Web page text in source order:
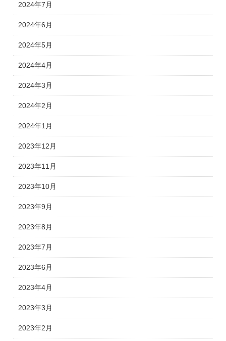
2024年7月
2024年6月
2024年5月
2024年4月
2024年3月
2024年2月
2024年1月
2023年12月
2023年11月
2023年10月
2023年9月
2023年8月
2023年7月
2023年6月
2023年4月
2023年3月
2023年2月